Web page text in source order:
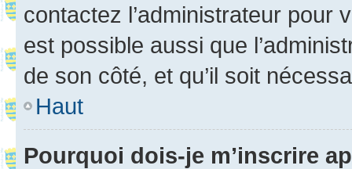
contactez l’administrateur pour
est possible aussi que
de son côté, et qu’il soit
Haut
Pourquoi dois-je m’inscrire